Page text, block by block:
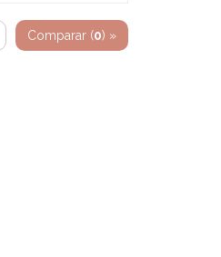
Comparar (0) »